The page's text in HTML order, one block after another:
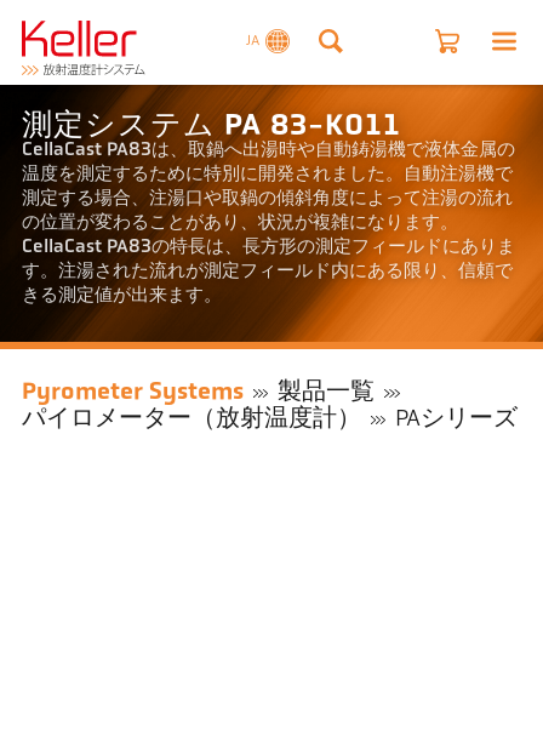
JA
測定システム PA 83-K011
CellaCast PA83は、取鍋へ出湯時や自動鋳湯機で液体金属の
温度を測定するために特別に開発されました。自動注湯機で
測定する場合、注湯口や取鍋の傾斜角度によって注湯の流れ
の位置が変わることがあり、状況が複雑になります。
CellaCast PA83の特長は、長方形の測定フィールドにありま
す。注湯された流れが測定フィールド内にある限り、信頼で
きる測定値が出来ます。
Pyrometer Systems
製品一覧
パイロメーター（放射温度計）
PAシリーズ